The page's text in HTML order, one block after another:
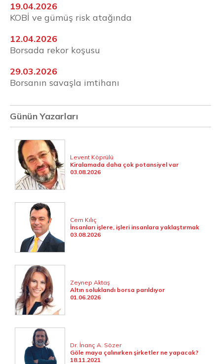
19.04.2026
KOBİ ve gümüş risk atağında
12.04.2026
Borsada rekor koşusu
29.03.2026
Borsanın savaşla imtihanı
Günün Yazarları
Levent Köprülü
Kiralamada daha çok potansiyel var
03.08.2026
Cem Kılıç
İnsanları işlere, işleri insanlara yaklaştırmak
03.08.2026
Zeynep Aktaş
Altın soluklandı borsa parıldıyor
01.06.2026
Dr. İnanç A. Sözer
Göle maya çalınırken şirketler ne yapacak?
18.11.2021